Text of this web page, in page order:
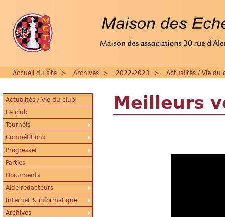
Accueil du site > Archives > 2022-2023 > Actualités / Vie du
Meilleurs
Actualités / Vie du club
Le club
Tournois
Compétitions
Progresser
Parties
Documents
Aide rédacteurs
Internet & informatique
Archives